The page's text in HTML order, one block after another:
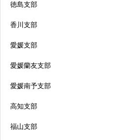
徳島支部
香川支部
愛媛支部
愛媛蘭友支部
愛媛南予支部
高知支部
福山支部